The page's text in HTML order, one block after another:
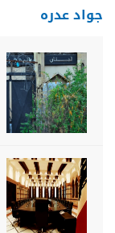
جواد عدره